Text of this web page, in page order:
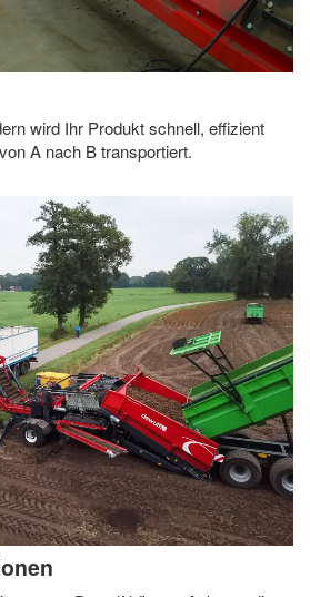
wird Ihr Produkt schnell, effizient
A nach B transportiert.